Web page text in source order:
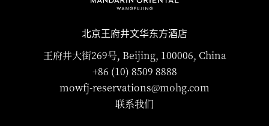
北京王府井文华东方酒店
王府井大街269号, Beijing, 100006, China
+86 (10) 8509 8888
mowfj-reservations@mohg.com
联系我们